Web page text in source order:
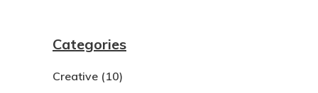
Categories
Creative (10)